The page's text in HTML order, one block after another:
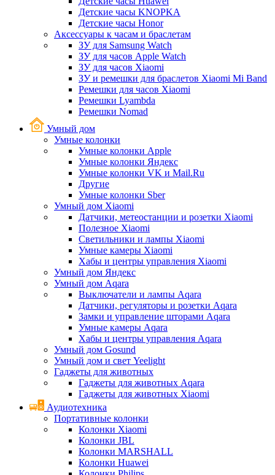
Детские часы KNOPKA
Детские часы Honor
Аксессуары к часам и браслетам
ЗУ для Samsung Watch
ЗУ для часов Apple Watch
ЗУ для часов Xiaomi
ЗУ и ремешки для браслетов Xiaomi Mi Band
Ремешки для часов Xiaomi
Ремешки Lyambda
Ремешки Nomad
Умный дом
Умные колонки
Умные колонки Apple
Умные колонки Яндекс
Умные колонки VK и Mail.Ru
Другие
Умные колонки Sber
Умный дом Xiaomi
Датчики, метеостанции и розетки Xiaomi
Полезное Xiaomi
Светильники и лампы Xiaomi
Умные камеры Xiaomi
Хабы и центры управления Xiaomi
Умный дом Яндекс
Умный дом Aqara
Выключатели и лампы Aqara
Датчики, регуляторы и розетки Aqara
Замки и управление шторами Aqara
Умные камеры Aqara
Хабы и центры управления Aqara
Умный дом Gosund
Умный дом и свет Yeelight
Гаджеты для животных
Гаджеты для животных Aqara
Гаджеты для животных Xiaomi
Аудиотехника
Портативные колонки
Колонки Xiaomi
Колонки JBL
Колонки MARSHALL
Колонки Huawei